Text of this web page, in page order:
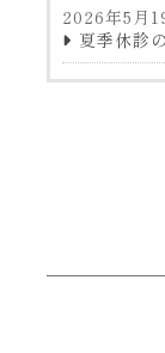
2026年5月
夏季休診